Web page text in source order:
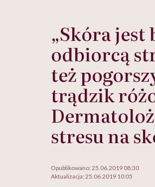
„Skóra
odbiorcą
też
trądzik
stresu na
Opublikowano: 25.06.2019 08:30
Aktualizacja: 25.06.2019 10:05